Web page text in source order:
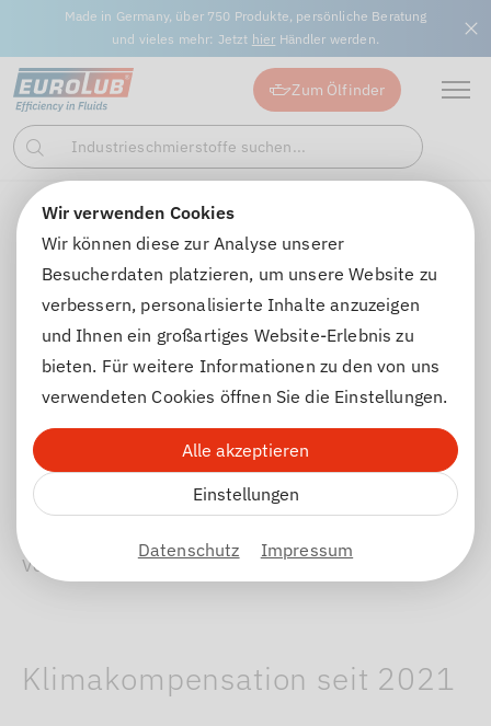
Wir verwenden Cookies
Wir können diese zur Analyse unserer
Besucherdaten platzieren, um unsere Website zu
verbessern, personalisierte Inhalte anzuzeigen
und Ihnen ein großartiges Website-Erlebnis zu
bieten. Für weitere Informationen zu den von uns
verwendeten Cookies öffnen Sie die Einstellungen.
Alle akzeptieren
Einstellungen
Datenschutz Impressum
Made in Germany, über 750 Produkte, persönliche Beratung
und vieles mehr: Jetzt hier Händler werden.
Zum Ölfinder
Suchen
Industrieschmierstoffe suchen...
Unternehmen Nachhaltigkeit
TECHNIK IST
UNSERE STÄRKE.
VERANTWORTUNG AUCH.
Nachhaltigkeit ist für uns kein Zusatz, sondern Teil
unserer unternehmerischen Haltung. Wer Produkte
Verantwortung.
Klimakompensation seit 2021